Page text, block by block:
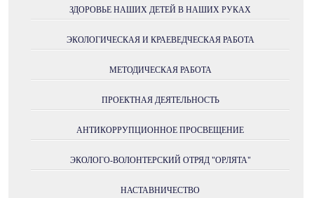
ЗДОРОВЬЕ НАШИХ ДЕТЕЙ В НАШИХ РУКАХ
ЭКОЛОГИЧЕСКАЯ И КРАЕВЕДЧЕСКАЯ РАБОТА
МЕТОДИЧЕСКАЯ РАБОТА
ПРОЕКТНАЯ ДЕЯТЕЛЬНОСТЬ
АНТИКОРРУПЦИОННОЕ ПРОСВЕЩЕНИЕ
ЭКОЛОГО-ВОЛОНТЕРСКИЙ ОТРЯД "ОРЛЯТА"
НАСТАВНИЧЕСТВО